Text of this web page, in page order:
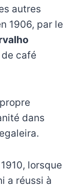
autres
1906, par le
café
dans
lorsque
a réussi à